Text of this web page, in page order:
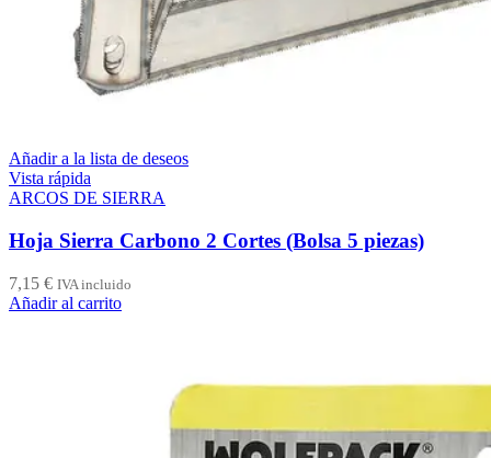
Añadir a la lista de deseos
Vista rápida
ARCOS DE SIERRA
Hoja Sierra Carbono 2 Cortes (Bolsa 5 piezas)
7,15 € IVA incluido
Añadir al carrito